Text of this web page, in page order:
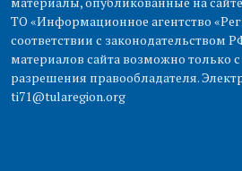
ТО «Информационное агентство
соответствии с законодательством
материалов сайта возможно только
разрешения правообладателя.
ti71@tularegion.org